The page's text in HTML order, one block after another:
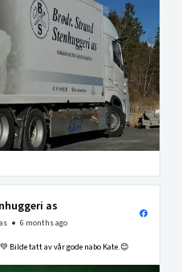
as
6 months ago
Bilde tatt av vår gode nabo Kate.😊